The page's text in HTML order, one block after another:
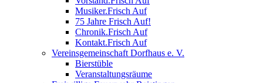
Musiker.Frisch Auf
75 Jahre Frisch Auf!
Chronik.Frisch Auf
Kontakt.Frisch Auf
Vereinsgemeinschaft Dorfhaus e. V.
Bierstüble
Veranstaltungsräume